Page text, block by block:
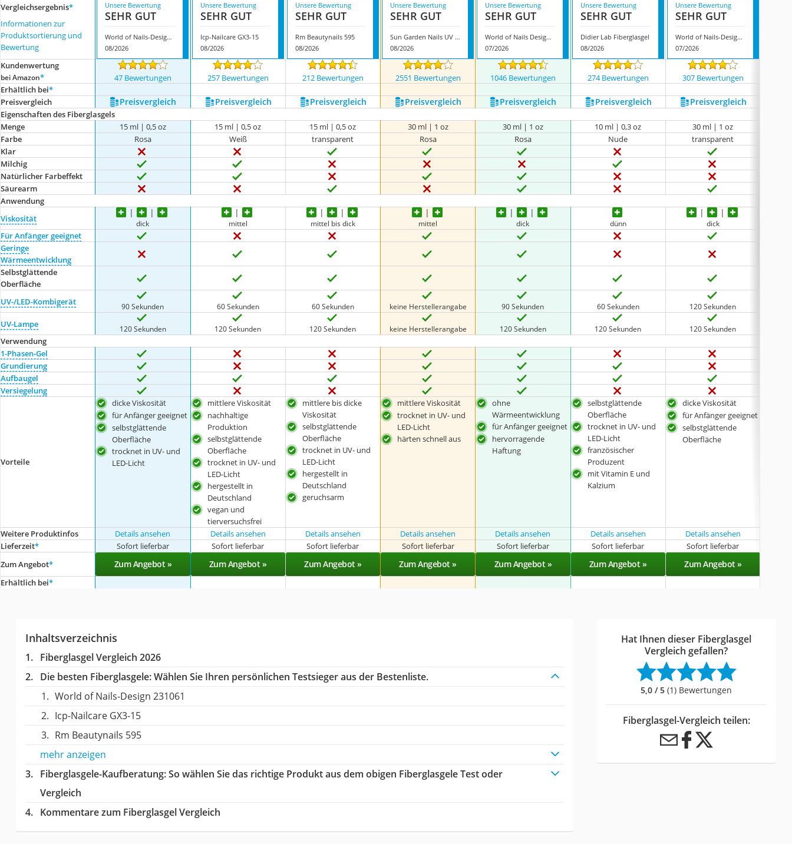
Vergleichsergebnis*
Informationen zur
Produktsortierung und
Bewertung
Unsere Bewertung
SEHR GUT
World of Nails-Design 231061
08/2026
Unsere Bewertung
SEHR GUT
Icp-Nailcare GX3-15
08/2026
Unsere Bewertung
SEHR GUT
Rm Beautynails 595
08/2026
Unsere Bewertung
SEHR GUT
Sun Garden Nails UV Fiberglas Gel 9130
08/2026
Unsere Bewertung
SEHR GUT
World of Nails Design LED/UV-Fiberglas Gel
07/2026
Unsere Bewertung
SEHR GUT
Didier Lab Fiberglasgel
08/2026
Unsere Bewertung
SEHR GUT
World of Nails-Design 231052
07/2026
Kundenwertung
bei Amazon* 47 Bewertungen 257 Bewertungen 212 Bewertungen 2551 Bewertungen 1046 Bewertungen 274 Bewertungen 307 Bewertungen
Erhältlich bei*
Preis­vergleich
Preis­vergleich Preis­vergleich Preis­vergleich Preis­vergleich Preis­vergleich Preis­vergleich Preis­vergleich
Eigenschaften des Fiberglasgels
Menge
15 ml | 0,5 oz 15 ml | 0,5 oz 15 ml | 0,5 oz 30 ml | 1 oz 30 ml | 1 oz 10 ml | 0,3 oz 30 ml | 1 oz
Farbe
Rosa Weiß transparent Rosa Rosa Nude
transparent
Klar
Milchig
Natürlicher Farbeffekt
Säurearm
Anwendung
Viskosität
dick mittel mittel bis dick mittel dick dünn dick
Für Anfänger geeignet
Geringe
Wärmeentwicklung
Selbstglättende
Oberfläche
UV-/LED-Kombigerät
90 Sekunden 60 Sekunden 60 Sekunden keine Herstellerangabe 90 Sekunden 60 Sekunden 120 Sekunden
UV-Lampe 120 Sekunden 120 Sekunden 120 Sekunden keine Herstellerangabe 120 Sekunden 120 Sekunden 120 Sekunden
Verwendung
1-Phasen-Gel
Grundierung
Aufbaugel
Versiegelung
Vorteile
dicke Viskosität
für Anfänger geeignet
selbstglättende
Oberfläche
trocknet in UV- und
LED-Licht
mittlere Viskosität
nachhaltige
Produktion
selbstglättende
Oberfläche
trocknet in UV- und
LED-Licht
hergestellt in
Deutschland
vegan und
tierversuchsfrei
mittlere bis dicke
Viskosität
selbstglättende
Oberfläche
trocknet in UV- und
LED-Licht
hergestellt in
Deutschland
geruchsarm
mittlere Viskosität
trocknet in UV- und
LED-Licht
härten schnell aus
ohne
Wärmeentwicklung
für Anfänger geeignet
hervorragende
Haftung
selbstglättende
Oberfläche
trocknet in UV- und
LED-Licht
französischer
Produzent
mit Vitamin E und
Kalzium
dicke Viskosität
für Anfänger geeignet
selbstglättende
Oberfläche
Weitere Produktinfos Details ansehen Details ansehen Details ansehen Details ansehen Details ansehen Details ansehen
Details ansehen
Lieferzeit* Sofort lieferbar Sofort lieferbar Sofort lieferbar Sofort lieferbar Sofort lieferbar Sofort lieferbar Sofort lieferbar
Zum Angebot* Zum Angebot » Zum Angebot » Zum Angebot » Zum Angebot » Zum Angebot » Zum Angebot » Zum Angebot »
Erhältlich bei*
Inhaltsverzeichnis
Fiberglasgel Vergleich 2026
Die besten Fiberglasgele:Wählen Sie Ihren persönlichen Testsieger aus der Bestenliste.
World of Nails-Design 231061
Icp-Nailcare GX3-15
Rm Beautynails 595
mehr anzeigen
Fiberglasgele-Kaufberatung: So wählen Sie das richtige Produkt aus dem obigen Fiberglasgele Test oder
Vergleich
Kommentare zum Fiberglasgel Vergleich
Hat Ihnen dieser Fiberglasgel
Vergleich gefallen?
5,0 / 5 (1) Bewertungen
Fiberglasgel-Vergleich teilen: